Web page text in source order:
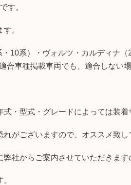
す。
。
10系）・ヴォルツ・カルディナ
車種掲載車両でも、適合しない場
・型式・グレードによっては装着
がございますので、オススメ致し
社からご案内させていただきます